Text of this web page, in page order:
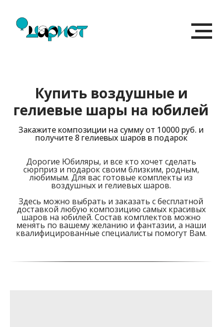
Купить воздушные и
гелиевые шары на юбилей
Закажите композиции на сумму от 10000 руб. и
получите 8 гелиевых шаров в подарок
Дорогие Юбиляры, и все кто хочет сделать
сюрприз и подарок своим близким, родным,
любимым. Для вас готовые комплекты из
воздушных и гелиевых шаров.
Здесь можно выбрать и заказать с бесплатной
доставкой любую композицию самых красивых
шаров на юбилей. Состав комплектов можно
менять по вашему желанию и фантазии, а наши
квалифицированные специалисты помогут Вам.